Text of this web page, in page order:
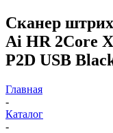
Сканер
Ai HR 2Core
P2D USB
Главная
-
Каталог
-